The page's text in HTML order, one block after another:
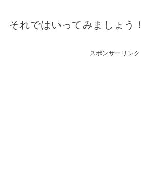
それではいってみましょう！
スポンサーリンク